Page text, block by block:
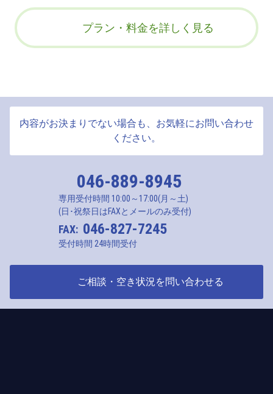
プラン・料金を詳しく見る
内容がお決まりでない場合も、お気軽にお問い合わせ
ください。
046-889-8945
専用受付時間 10:00～17:00(月～土)
(日･祝祭日はFAXとメールのみ受付)
FAX: 046-827-7245
受付時間 24時間受付
ご相談・空き状況を問い合わせる